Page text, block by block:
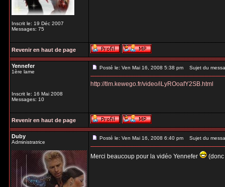
Inscrit le: 19 Déc 2007
Messages: 75
Revenir en haut de page
Yennefer
1ère lame
Inscrit le: 16 Mai 2008
Messages: 10
Posté le: Ven Mai 16, 2008 5:38 pm Sujet du
http://tlm.kewego.fr/video/iLyROoafY2SB.html
Revenir en haut de page
Duby
Administratrice
Posté le: Ven Mai 16, 2008 6:40 pm Sujet du
Merci beaucoup pour la vidéo Yennefer (donc